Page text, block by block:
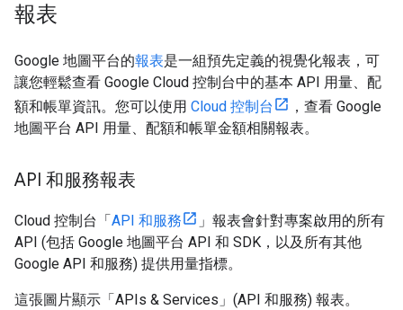
報表
Google 地圖平台的報表是一組預先定義的視覺化報表，可
讓您輕鬆查看 Google Cloud 控制台中的基本 API 用量、配
額和帳單資訊。您可以使用 Cloud 控制台
，查看 Google
地圖平台 API 用量、配額和帳單金額相關報表。
API 和服務報表
Cloud 控制台「API 和服務
」報表會針對專案啟用的所有
API (包括 Google 地圖平台 API 和 SDK，以及所有其他
Google API 和服務) 提供用量指標。
這張圖片顯示「APIs & Services」(API 和服務) 報表。